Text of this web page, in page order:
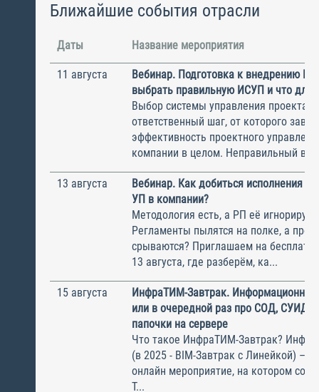
Ближайшие события отрасли
Даты Название мероприятия
11 августа
Вебинар. Подготовка к внедрению
выбрать правильную ИСУП и что для
Выбор системы управления
ответственный шаг, от которого
эффективность проектного
компании в целом. Неправильный
13 августа
Вебинар. Как добиться исполнения
УП в компании?
Методология есть, а РП её
Регламенты пылятся на полке, а
срываются? Приглашаем на
13 августа, где разберём, ка...
15 августа
ИнфраТИМ-Завтрак.
или в очередной раз про СОД, СУИД и
папочки на сервере
Что такое ИнфраТИМ-Завтрак?
(в 2025 - BIM-Завтрак с Линейкой) –
онлайн мероприятие, на котором
Т...